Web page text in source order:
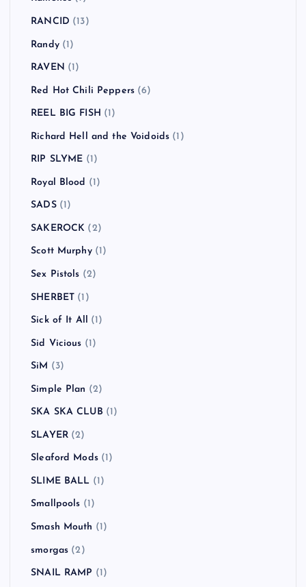
RANCID (13)
Randy(1)
RAVEN (1)
Red Hot Chili Peppers (6)
REEL BIG FISH (1)
Richard Hell and the Voidoids (1)
RIP SLYME (1)
Royal Blood (1)
SADS(1)
SAKEROCK (2)
Scott Murphy(1)
Sex Pistols (2)
SHERBET (1)
Sick of It All (1)
Sid Vicious (1)
SiM (3)
Simple Plan (2)
SKA SKA CLUB (1)
SLAYER(2)
Sleaford Mods(1)
SLIME BALL (1)
Smallpools (1)
Smash Mouth (1)
smorgas (2)
SNAIL RAMP (1)